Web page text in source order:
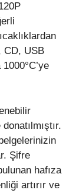
CD, USB
Şifre
hafıza
artırır ve